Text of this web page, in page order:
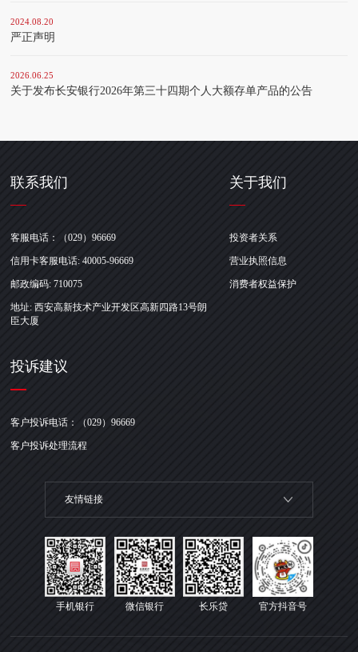
2024.08.20
严正声明
2026.06.25
关于发布长安银行2026年第三十四期个人大额存单产品的公告
联系我们
客服电话：（029）96669
信用卡客服电话: 40005-96669
邮政编码: 710075
地址: 西安高新技术产业开发区高新四路13号朗
臣大厦
关于我们
投资者关系
营业执照信息
消费者权益保护
投诉建议
客户投诉电话：（029）96669
客户投诉处理流程
友情链接
手机银行 微信银行 长乐贷 官方抖音号